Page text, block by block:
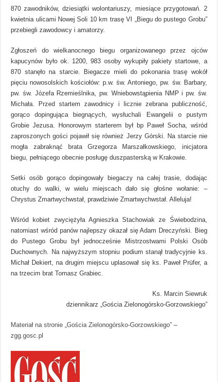
870 zawodników, dziesiątki wolontariuszy, miesiące przygotowań. 2
kwietnia ulicami Nowej Soli 10 km trasę VI „Biegu do pustego Grobu”
przebiegli zawodowcy i amatorzy.
Zgłoszeń do wielkanocnego biegu organizowanego przez ojców
kapucynów było ok. 1200, 983 osoby wykupiły pakiety startowe, a
870 stanęło na starcie. Biegacze mieli do pokonania trasę wokół
pięciu nowosolskich kościołów: p.w. św. Antoniego, pw. św. Barbary,
pw. św. Józefa Rzemieślnika, pw. Wniebowstąpienia NMP i pw. św.
Michała. Przed startem zawodnicy i licznie zebrana publiczność,
gorąco dopingująca biegnących, wysłuchali Ewangelii o pustym
Grobie Jezusa. Honorowym starterem był bp Paweł Socha, wśród
zaproszonych gości pojawił się również Jerzy Górski. Na starcie nie
mogła zabraknąć brata Grzegorza Marszałkowskiego, inicjatora
biegu, pełniącego obecnie posługę duszpasterską w Krakowie.
Setki osób gorąco dopingowały biegaczy na całej trasie, dodając
otuchy do walki, w wielu miejscach dało się głośne wołanie: –
Chrystus Zmartwychwstał, prawdziwie Zmartwychwstał. Alleluja!
Wśród kobiet zwyciężyła Agnieszka Stachowiak ze Świebodzina,
natomiast wśród panów najlepszy okazał się Adam Dreczyński. Bieg
do Pustego Grobu był jednocześnie Mistrzostwami Polski Osób
Duchownych. Na najwyższym stopniu podium stanął tradycyjnie ks.
Michał Dekiert, na drugim miejscu uplasował się ks. Paweł Prüfer, a
na trzecim brat Tomasz Grabiec.
Ks. Marcin Siewruk
dziennikarz „Gościa Zielonogórsko-Gorzowskiego”
Materiał na stronie „Gościa Zielonogórsko-Gorzowskiego” –
zgg.gosc.pl